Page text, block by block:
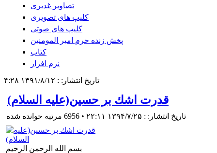
تصاویر غدیری
کلیپ های تصویری
کلیپ های صوتی
پخش زنده حرم امیر المومنین
کتاب
نرم افزار
تاریخ انتشار: : ۱۳۹۱/۸/۱۲ ۴:۲۸
قدرت اشك بر حسين(علیه السلام)
تاریخ انتشار: : ۱۳۹۴/۷/۲۵ ۲۲:۱۱ • 6956 مرتبه خوانده شده
بسم الله الرحمن الرحیم